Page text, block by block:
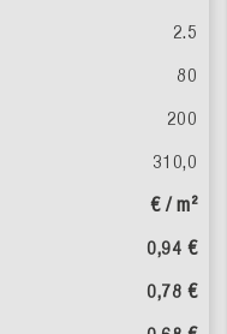
2.5
80
200
310,0
€ / m²
0,94 €
0,78 €